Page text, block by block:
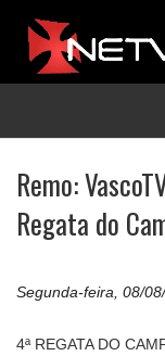
Remo:
Regata do
Segunda-feira, 08/
4ª REGATA DO